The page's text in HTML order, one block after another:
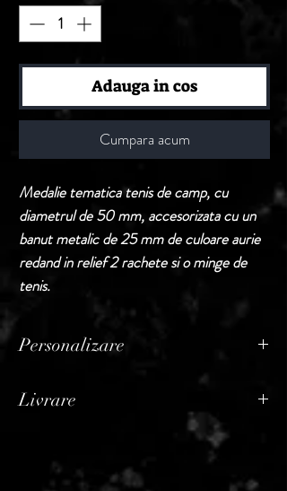
Adauga in cos
Cumpara acum
Medalie tematica tenis de camp, cu
diametrul de 50 mm, accesorizata cu un
banut metalic de 25 mm de culoare aurie
redand in relief 2 rachete si o minge de
tenis.
Personalizare
Produsele din aceasta sectiune sunt puse la
vanzare fara personalizare.
In cazul in care buyerul doreste
personalizarea, acest serviciu va constitui
rubrica distincta pe factura, adaugandu-se
Livrare
Termen de livrare: 1 - 2 zile lucratoare, din
momentul confirmarii comenzii de catre